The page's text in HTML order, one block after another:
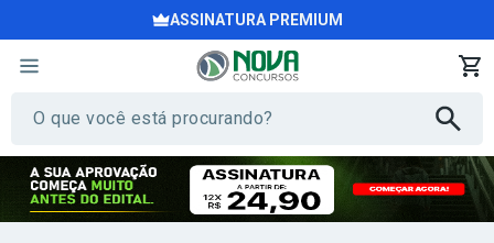
ASSINATURA PREMIUM